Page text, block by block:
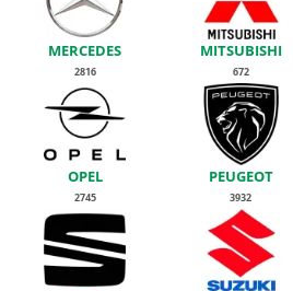
MERCEDES
2816
MITSUBISHI
672
OPEL
2745
PEUGEOT
3932